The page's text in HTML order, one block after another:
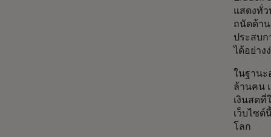
แสดงทั่ว
ถนัดด้า
ประสบ
ได้อย่าง
ในฐาน
ล้านคน
เงินสด
เว็บไซต์
โลก